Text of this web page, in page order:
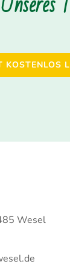
KOSTENLOS
Wesel